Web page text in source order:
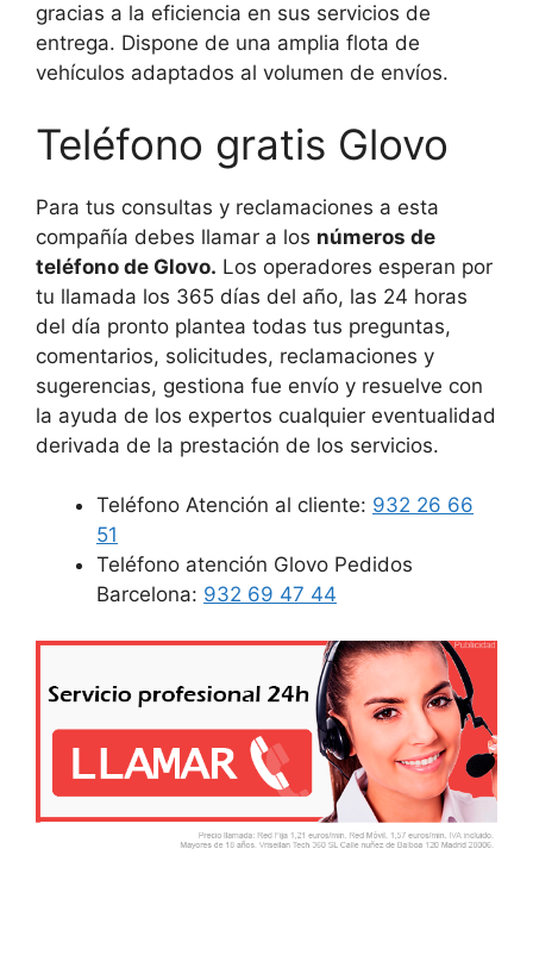
gracias a la eficiencia en sus servicios de
entrega. Dispone de una amplia flota de
vehículos adaptados al volumen de envíos.
Teléfono gratis Glovo
Para tus consultas y reclamaciones a esta
compañía debes llamar a los números de
teléfono de Glovo. Los operadores esperan por
tu llamada los 365 días del año, las 24 horas
del día pronto plantea todas tus preguntas,
comentarios, solicitudes, reclamaciones y
sugerencias, gestiona fue envío y resuelve con
la ayuda de los expertos cualquier eventualidad
derivada de la prestación de los servicios.
Teléfono Atención al cliente: 932 26 66
51
Teléfono atención Glovo Pedidos
Barcelona: 932 69 47 44